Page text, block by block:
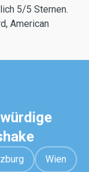
5/5 Sternen.
American
Wien